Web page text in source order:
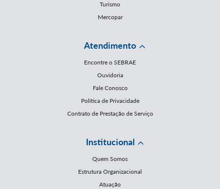
Turismo
Mercopar
Atendimento
Encontre o SEBRAE
Ouvidoria
Fale Conosco
Política de Privacidade
Contrato de Prestação de Serviço
Institucional
Quem Somos
Estrutura Organizacional
Atuação